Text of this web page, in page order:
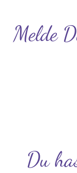
Melde
Du